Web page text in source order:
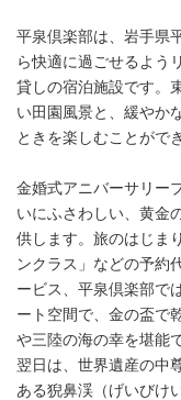
平泉倶楽部は、岩手県
ら快適に過ごせるよう
貸しの宿泊施設です。
い田園風景と、緩やか
ときを楽しむことがで
金婚式アニバーサリー
いにふさわしい、黄金
供します。旅のはじま
ンクラス」などの予約
ービス、平泉倶楽部で
ート空間で、金の盃で
や三陸の海の幸を堪能
翌日は、世界遺産の中
ある猊鼻渓（げいびけ